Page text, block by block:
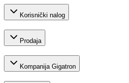
Korisnički nalog
Prodaja
Kompanija Gigatron